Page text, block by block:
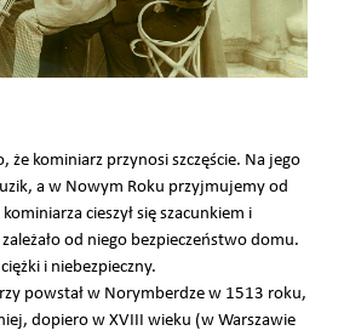
że kominiarz przynosi szczęście. Na jego
a w Nowym Roku przyjmujemy od
cieszył się szacunkiem i
od niego bezpieczeństwo domu.
i niebezpieczny.
powstał w Norymberdze w 1513 roku,
dopiero w XVIII wieku (w Warszawie